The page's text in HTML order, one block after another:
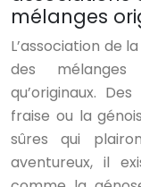
mélanges
L’association de
des
qu’originaux.
fraise ou la
sûres qui
aventureux, il